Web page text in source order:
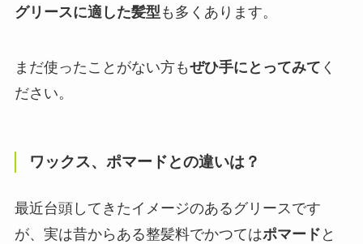
グリースに適した髪型 も多くあります。
まだ使ったことがない方もぜひ手にとってみて く
ださい。
ワックス、ポマードとの違いは？
最近台頭してきたイメージのあるグリースです
が、実は昔からある整髪料でかつてはポマード と